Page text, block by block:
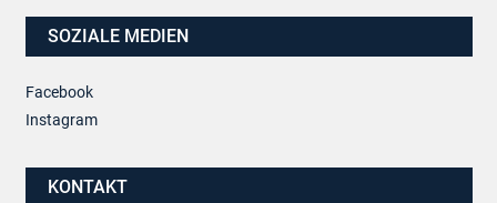
SOZIALE MEDIEN
Facebook
Instagram
KONTAKT